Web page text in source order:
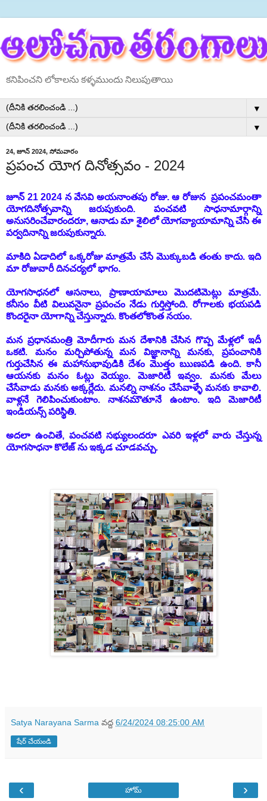
కనిపించని లోకాలను కళ్ళముందు నిలుపుతాయి
▼
▼
24, జూన్ 2024, సోమవారం
ప్రపంచ యోగ దినోత్సవం - 2024
జూన్ 21 2024 న వేసవి అయనాంతపు రోజు. ఆ రోజున ప్రపంచమంతా
యోగదినోత్సవాన్ని జరుపుకుంది. పంచవటి సాధనామార్గాన్ని
అనుసరించేవారందరూ, ఆనాడు మా శైలిలో యోగవ్యాయామాన్ని చేసి ఈ
పర్వదినాన్ని జరుపుకున్నారు.
మాకిది ఏడాదిలో ఒక్కరోజు మాత్రమే చేసే మొక్కుబడి తంతు కాదు. ఇది
మా రోజువారీ దినచర్యలో భాగం.
యోగసాధనలో ఆసనాలు, ప్రాణాయామాలు మొదటిమెట్లు మాత్రమే.
కనీసం వీటి విలువనైనా ప్రపంచం నేడు గుర్తిస్తోంది. రోగాలకు భయపడి
కొందరైనా యోగాన్ని చేస్తున్నారు. కొంతలోకొంత నయం.
మన ప్రధానమంత్రి మోదీగారు మన దేశానికి చేసిన గొప్ప మేళ్లలో ఇదీ
ఒకటి. మనం మర్చిపోతున్న మన విజ్ఞానాన్ని మనకు, ప్రపంచానికి
గుర్తుచేసిన ఈ మహానుభావుడికి దేశం మొత్తం ఋణపడి ఉంది. కానీ
ఆయనకు మనం ఓట్లు వెయ్యం. మెజారిటీ ఇవ్వం. మనకు మేలు
చేసేవాడు మనకు అక్కర్లేదు. మనల్ని నాశనం చేసేవాళ్ళే మనకు కావాలి.
వాళ్లనే గెలిపించుకుంటాం. నాశనమౌతూనే ఉంటాం. ఇది మెజారిటీ
ఇండియన్స్ పరిస్థితి.
అదలా ఉంచితే, పంచవటి సభ్యులందరూ ఎవరి ఇళ్లలో వారు చేస్తున్న
యోగసాధనా కొలేజ్ ను ఇక్కడ చూడవచ్చు.
Satya Narayana Sarma వద్ద 6/24/2024 08:25:00 AM
షేర్ చేయండి
‹ ›
హోమ్